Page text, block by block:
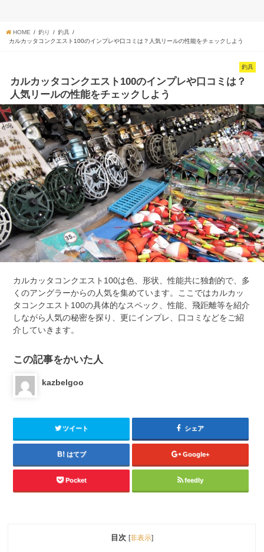
HOME 釣り
釣具
カルカッタコンクエスト100のインプレや口コミは？人気リールの性能をチェックしよう
釣具
カルカッタコンクエスト100のインプレや口コミは？
人気リールの性能をチェックしよう
カルカッタコンクエスト100は色、形状、性能共に独創的で、多
くのアングラーからの人気を集めています。ここではカルカッ
タコンクエスト100の具体的なスペック、性能、飛距離等を紹介
しながら人気の秘密を探り、更にインプレ、口コミなどをご紹
介していきます。
この記事をかいた人
kazbelgoo
ツイート シェア
はてブ Google+
Pocket feedly
目次 [非表示]